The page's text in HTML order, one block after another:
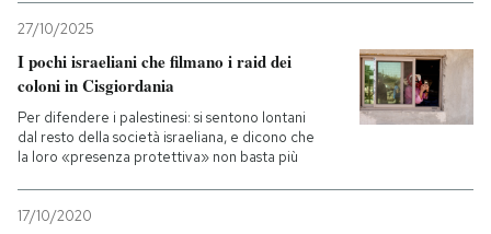
27/10/2025
I pochi israeliani che filmano i raid dei
coloni in Cisgiordania
Per difendere i palestinesi: si sentono lontani
dal resto della società israeliana, e dicono che
la loro «presenza protettiva» non basta più
17/10/2020